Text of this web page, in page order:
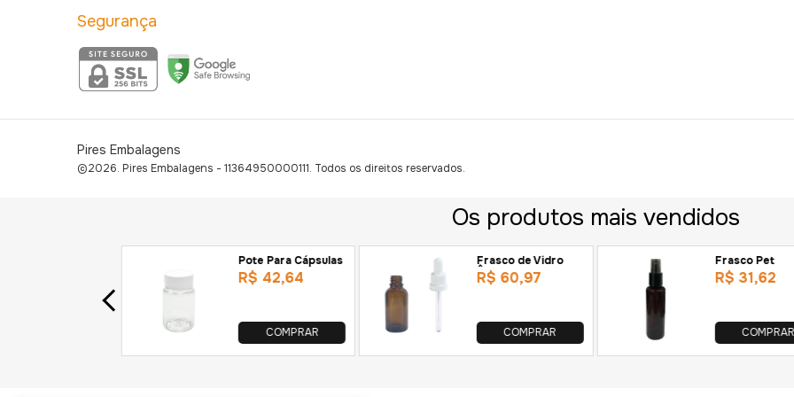
Segurança
Pires Embalagens
©2026. Pires Embalagens - 11364950000111. Todos os direitos reservados.